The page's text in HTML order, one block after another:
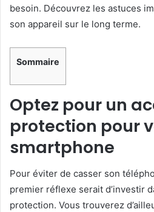
besoin. Découvrez les astuces
son appareil sur le long terme.
Sommaire
Optez pour un
protection pour
smartphone
Pour éviter de casser son
premier réflexe serait d’investir
protection. Vous trouverez